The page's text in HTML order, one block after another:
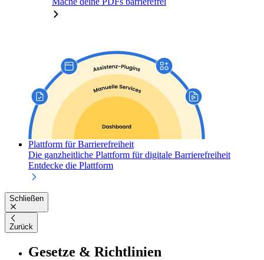
Plattform für Barrierefreiheit
Die ganzheitliche Plattform für digitale Barrierefreiheit
Entdecke die Plattform
Schließen
Zurück
Gesetze & Richtlinien